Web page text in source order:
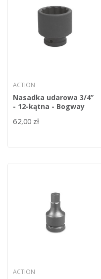
ACTION
Nasadka udarowa 3/4’’
- 12-kątna - Bogway
62,00 zł
ACTION